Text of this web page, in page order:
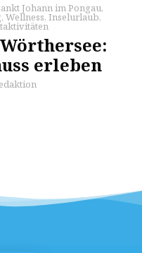
Johann im Pongau,
, Wellness, Inselurlaub,
erleben